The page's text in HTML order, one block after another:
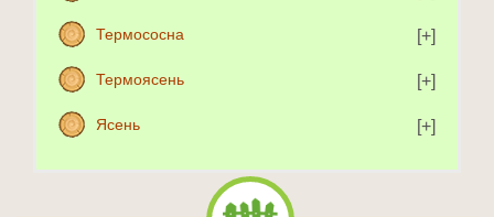
Термососна
Термоясень
Ясень